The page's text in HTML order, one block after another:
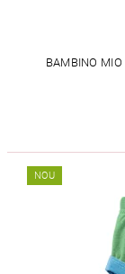
BAMBINO
NOU